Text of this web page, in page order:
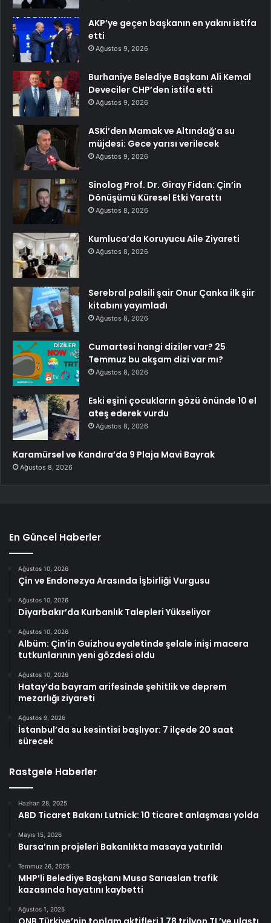
AKP’ye geçen başkanın en yakını istifa
etti
Ağustos 9, 2026
Burhaniye Belediye Başkanı Ali Kemal
Deveciler CHP’den istifa etti
Ağustos 9, 2026
ASKİ’den Mamak ve Altındağ’a su
müjdesi: Gece yarısı verilecek
Ağustos 9, 2026
Sinolog Prof. Dr. Giray Fidan: Çin’in
Dönüşümü Küresel Etki Yarattı
Ağustos 8, 2026
Kumluca’da Koruyucu Aile Ziyareti
Ağustos 8, 2026
Serebral palsili şair Onur Çanka ilk şiir
kitabını yayımladı
Ağustos 8, 2026
Cumartesi hangi diziler var? 25
Temmuz bu akşam dizi var mı?
Ağustos 8, 2026
Eski eşini çocukların gözü önünde 10 el
ateş ederek vurdu
Ağustos 8, 2026
Karamürsel ve Kandıra’da 9 Plaja Mavi Bayrak
Ağustos 8, 2026
En Güncel Haberler
Ağustos 10, 2026
Çin ve Endonezya Arasında İşbirliği Vurgusu
Ağustos 10, 2026
Diyarbakır’da Kurbanlık Talepleri Yükseliyor
Ağustos 10, 2026
Albüm: Çin’in Guizhou eyaletinde şelale inişi macera
tutkunlarının yeni gözdesi oldu
Ağustos 10, 2026
Hatay’da bayram arifesinde şehitlik ve deprem
mezarlığı ziyareti
Ağustos 9, 2026
İstanbul’da su kesintisi başlıyor: 7 ilçede 20 saat
sürecek
Rastgele Haberler
Haziran 28, 2025
ABD Ticaret Bakanı Lutnick: 10 ticaret anlaşması yolda
Mayıs 15, 2026
Bursa’nın projeleri Bakanlıkta masaya yatırıldı
Temmuz 26, 2025
MHP’li Belediye Başkanı Musa Sarıaslan trafik
kazasında hayatını kaybetti
Ağustos 1, 2025